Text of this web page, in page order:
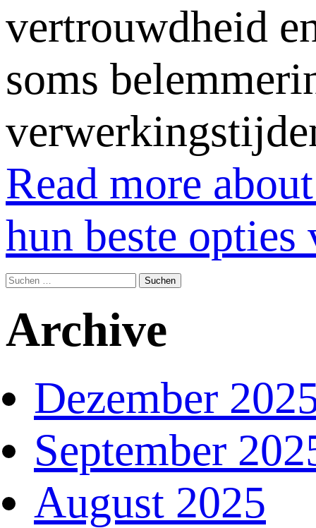
vertrouwdheid
soms
Read more
hun beste opties
Suchen
nach:
Archive
Dezember
September
August 2025